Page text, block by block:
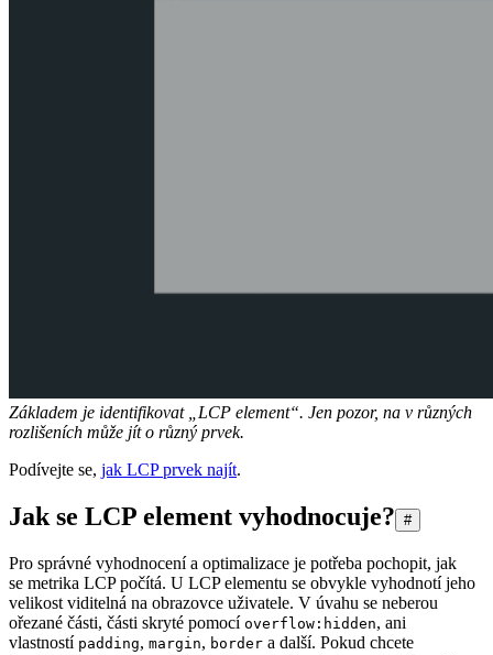
Základem je identifikovat „LCP element“. Jen pozor, na v různých
rozlišeních může jít o různý prvek.
Podívejte se, jak LCP prvek najít.
Jak se LCP element vyhodnocuje? #
Pro správné vyhodnocení a optimalizace je potřeba pochopit, jak
se metrika LCP počítá. U LCP elementu se obvykle vyhodnotí jeho
velikost viditelná na obrazovce uživatele. V úvahu se neberou
ořezané části, části skryté pomocí overflow:hidden, ani
vlastností padding, margin, border a další. Pokud chcete